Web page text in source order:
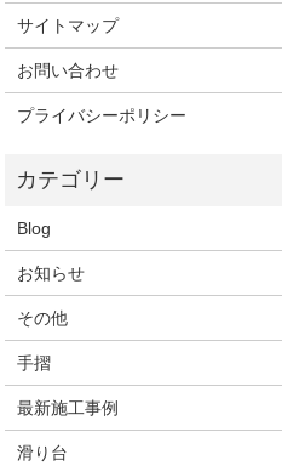
サイトマップ
お問い合わせ
プライバシーポリシー
Blog
お知らせ
その他
手摺
最新施工事例
滑り台